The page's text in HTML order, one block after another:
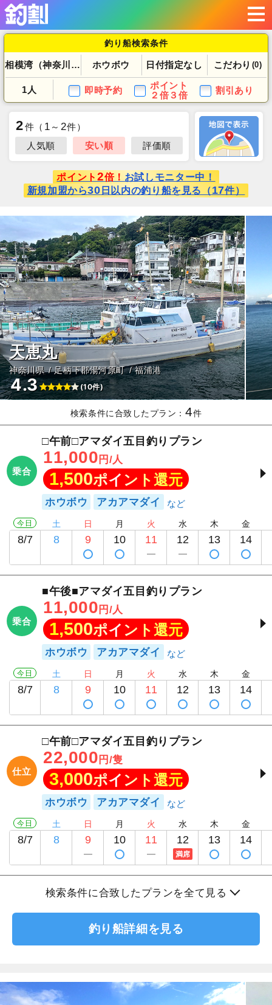
釣り船検索条件
相模湾（神奈川県） ホウボウ 日付指定なし こだわり (0)
1人 即時予約
ポイント
２倍３倍
割引あり
2件 （ 1 ～ 2件）
人気順
安い順 評価順
ポイント 2倍！ お試しモニター中！
新規加盟から30 日以内の釣り船を見る（17件）
天恵丸
神奈川県 足柄下郡湯河原町 福浦港
4.3 (10件)
検索条件に合致したプラン：4件
乗合
□午前□アマダイ五目釣りプラン
11,000 円/人
1,500ポイント還元
ホウボウ アカアマダイ
今日
8/7
土
8
日
9
月
10
火
11
水
12
木
13
金
14
乗合
■午後■アマダイ五目釣りプラン
11,000 円/人
1,500ポイント還元
ホウボウ アカアマダイ
今日
8/7
土
8
日
9
月
10
火
11
水
12
木
13
金
14
仕立
□午前□アマダイ五目釣りプラン
22,000 円/隻
3,000ポイント還元
ホウボウ アカアマダイ
今日
8/7
土
8
日
9
月
10
火
11
水
12
満席
木
13
金
14
検索条件に合致したプランを全て見る
釣り船詳細を見る